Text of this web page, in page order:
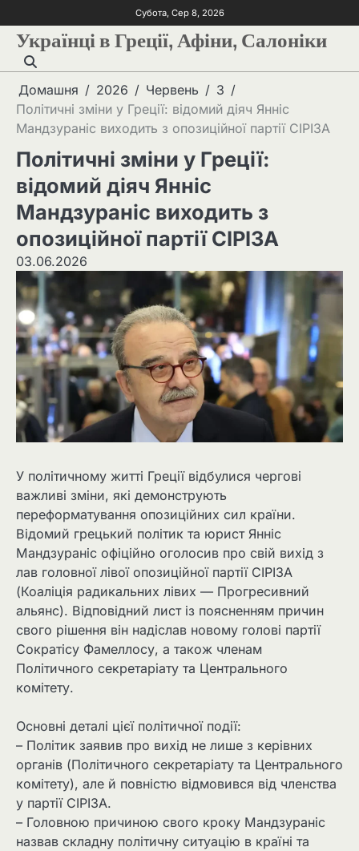
Субота, Сер 8, 2026
Українці в Греції, Афіни, Салоніки
Домашня 2026 Червень
3
Політичні зміни у Греції: відомий діяч Янніс
Мандзураніс виходить з опозиційної партії СІРІЗА
Політичні зміни у Греції:
відомий діяч Янніс
Мандзураніс виходить з
опозиційної партії СІРІЗА
03.06.2026
У політичному житті Греції відбулися чергові
важливі зміни, які демонструють
переформатування опозиційних сил країни.
Відомий грецький політик та юрист Янніс
Мандзураніс офіційно оголосив про свій вихід з
лав головної лівої опозиційної партії СІРІЗА
(Коаліція радикальних лівих — Прогресивний
альянс). Відповідний лист із поясненням причин
свого рішення він надіслав новому голові партії
Сократісу Фамеллосу, а також членам
Політичного секретаріату та Центрального
комітету.
Основні деталі цієї політичної події:
– Політик заявив про вихід не лише з керівних
органів (Політичного секретаріату та Центрального
комітету), але й повністю відмовився від членства
у партії СІРІЗА.
– Головною причиною свого кроку Мандзураніс
назвав складну політичну ситуацію в країні та